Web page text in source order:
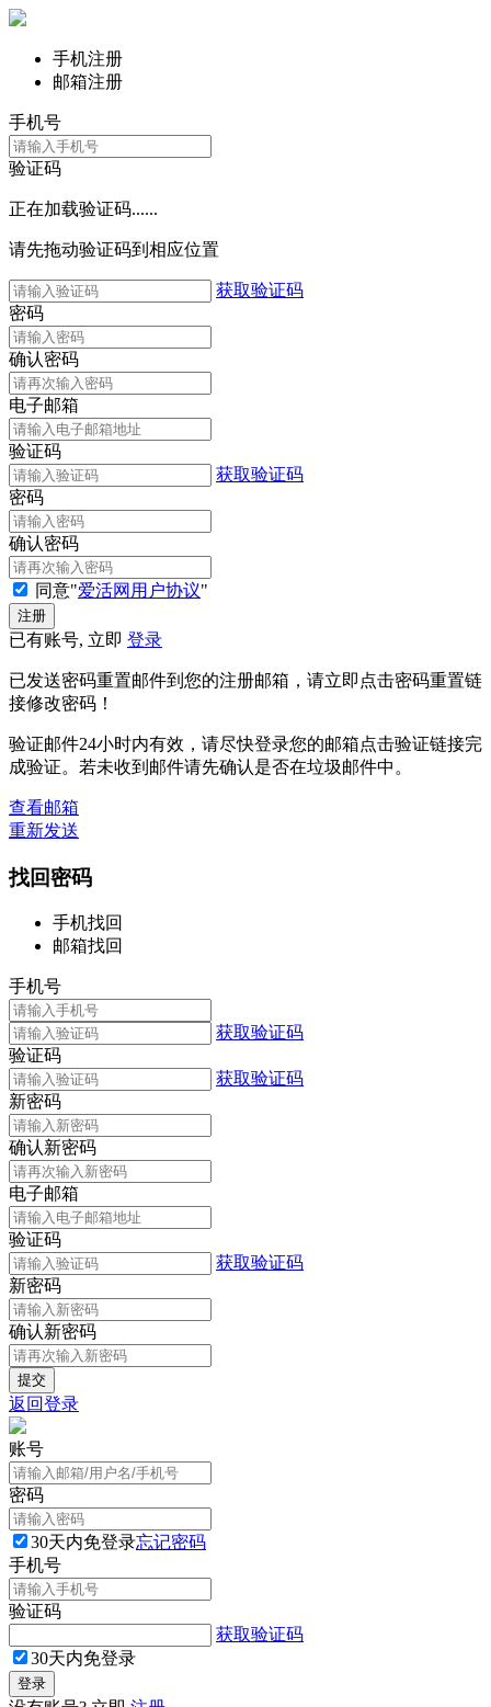
手机注册
邮箱注册
手机号
验证码
正在加载验证码......
请先拖动验证码到相应位置
获取验证码
密码
确认密码
电子邮箱
验证码
获取验证码
密码
确认密码
同意"爱活网用户协议"
已有账号, 立即 登录
已发送密码重置邮件到您的注册邮箱，请立即点击密码重置链
接修改密码！
验证邮件24小时内有效，请尽快登录您的邮箱点击验证链接完
成验证。若未收到邮件请先确认是否在垃圾邮件中。
查看邮箱
重新发送
找回密码
手机找回
邮箱找回
手机号
获取验证码
验证码
获取验证码
新密码
确认新密码
电子邮箱
验证码
获取验证码
新密码
确认新密码
返回登录
账号
密码
30天内免登录忘记密码
手机号
验证码
获取验证码
30天内免登录